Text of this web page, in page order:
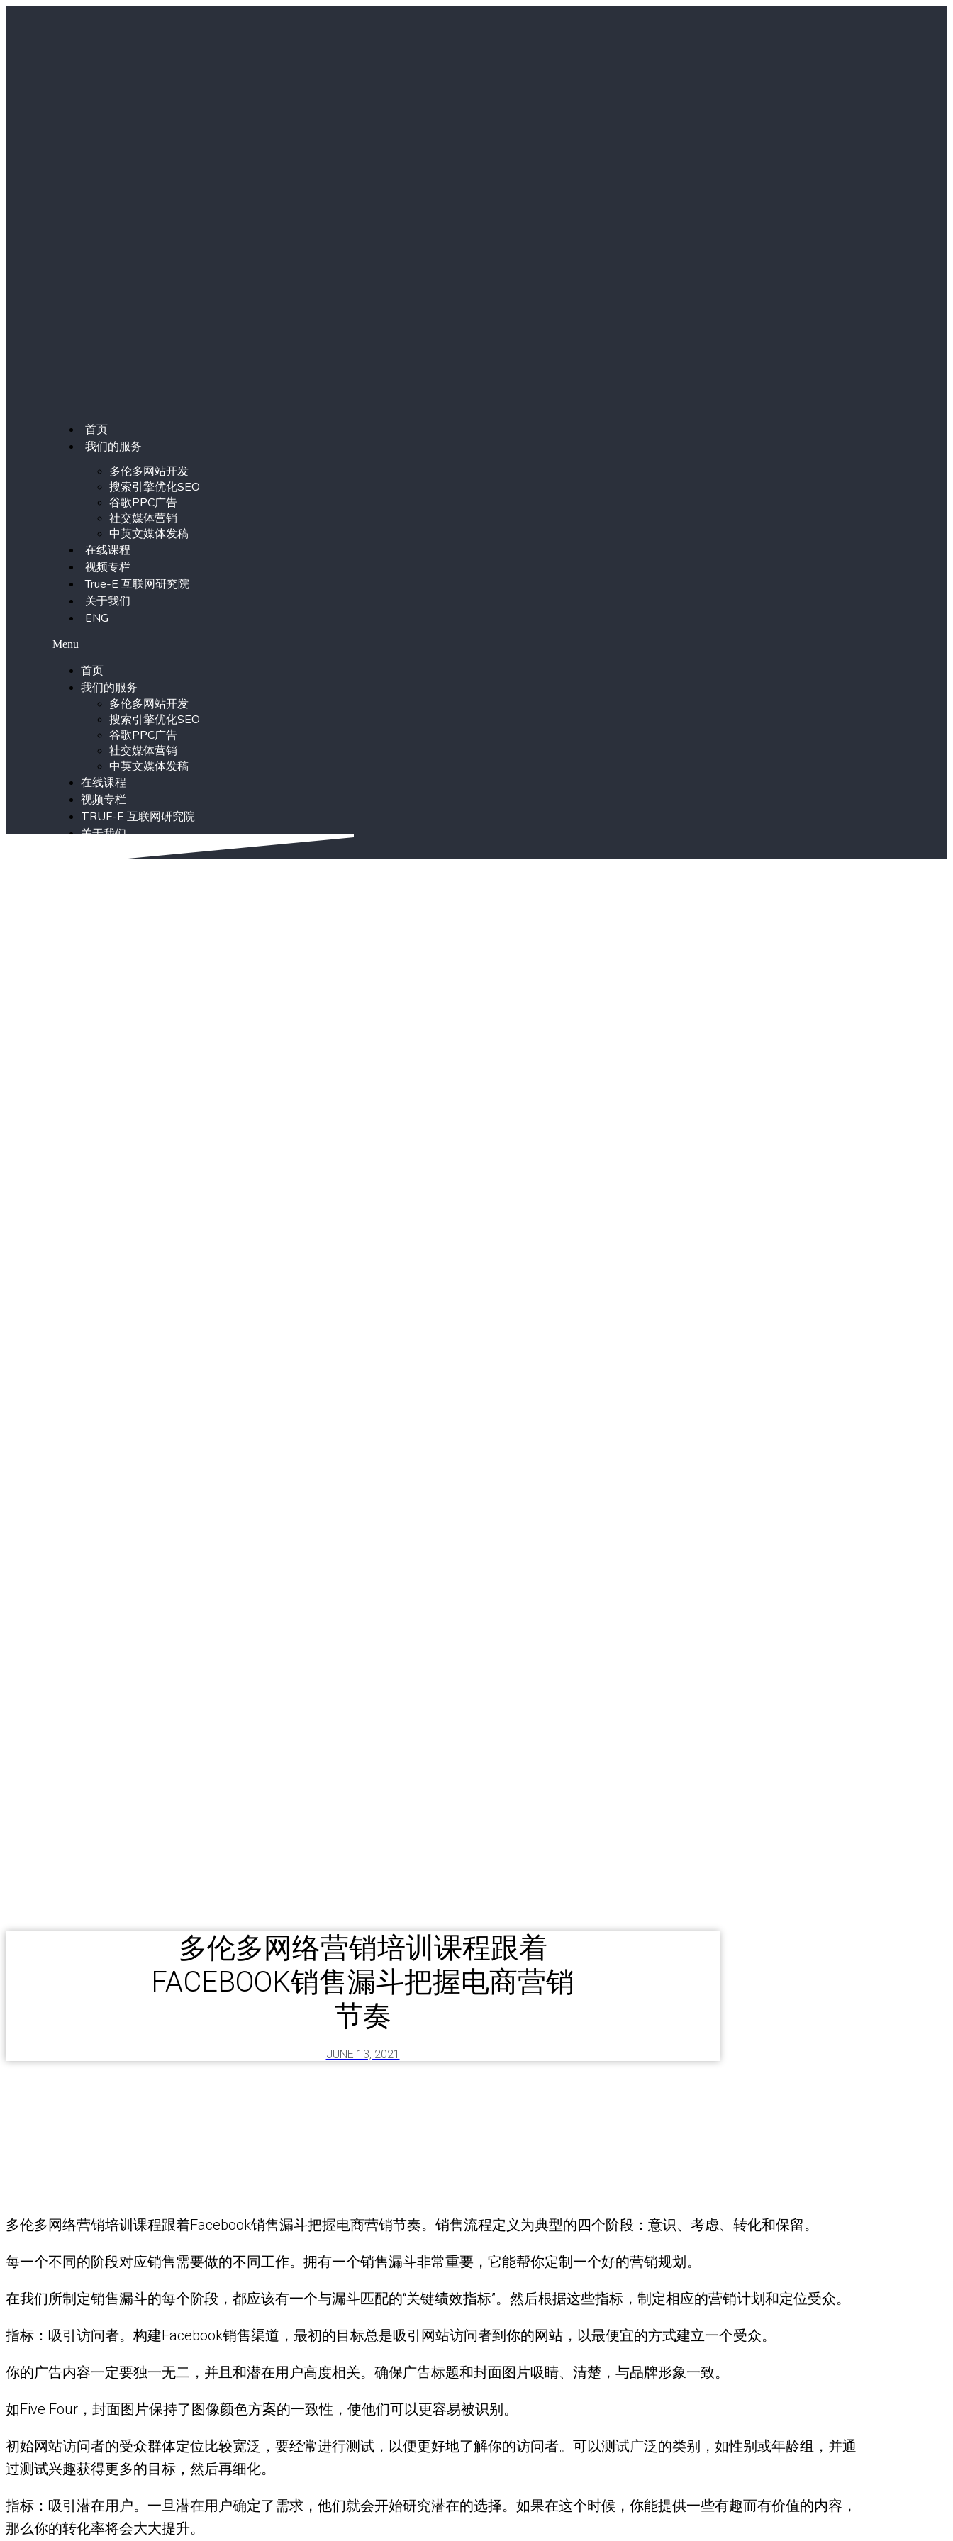
首页
我们的服务
多伦多网站开发
搜索引擎优化SEO
谷歌PPC广告
社交媒体营销
中英文媒体发稿
在线课程
视频专栏
True-E 互联网研究院
关于我们
ENG
Menu
首页
我们的服务
多伦多网站开发
搜索引擎优化SEO
谷歌PPC广告
社交媒体营销
中英文媒体发稿
在线课程
视频专栏
TRUE-E 互联网研究院
关于我们
多伦多网络营销培训课程跟着
FACEBOOK销售漏斗把握电商营销
节奏
JUNE 13, 2021
多伦多网络营销培训课程跟着Facebook销售漏斗把握电商营销节奏。销售流程定义为典型的四个阶段：意识、考虑、转化和保留。
每一个不同的阶段对应销售需要做的不同工作。拥有一个销售漏斗非常重要，它能帮你定制一个好的营销规划。
在我们所制定销售漏斗的每个阶段，都应该有一个与漏斗匹配的“关键绩效指标”。然后根据这些指标，制定相应的营销计划和定位受众。
指标：吸引访问者。构建Facebook销售渠道，最初的目标总是吸引网站访问者到你的网站，以最便宜的方式建立一个受众。
你的广告内容一定要独一无二，并且和潜在用户高度相关。确保广告标题和封面图片吸睛、清楚，与品牌形象一致。
如Five Four，封面图片保持了图像颜色方案的一致性，使他们可以更容易被识别。
初始网站访问者的受众群体定位比较宽泛，要经常进行测试，以便更好地了解你的访问者。可以测试广泛的类别，如性别或年龄组，并通
过测试兴趣获得更多的目标，然后再细化。
指标：吸引潜在用户。一旦潜在用户确定了需求，他们就会开始研究潜在的选择。如果在这个时候，你能提供一些有趣而有价值的内容，
那么你的转化率将会大大提升。